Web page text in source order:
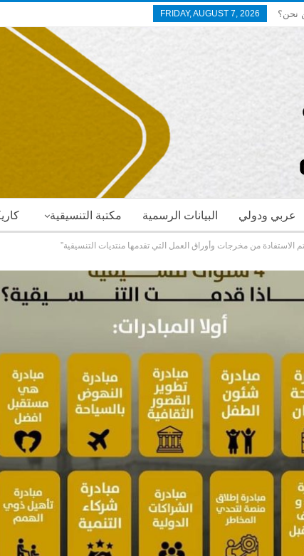
FRIDAY, AUGUST 7, 2026 نحن؟
مكتبة التنسيقية البيانات الرسمية عربي ودولي
الاستفادة من مخرجات وأوراق العمل التي تقدمها منتديات التنسيقية”